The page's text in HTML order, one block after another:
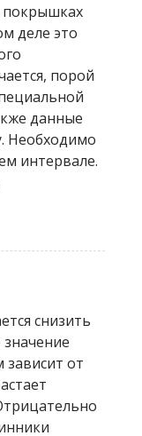
покрышках
деле это
порой
данные
Необходимо
интервале.
снизить
зависит от